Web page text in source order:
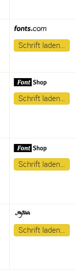
Schrift laden…
Schrift laden…
Schrift laden…
Schrift laden…